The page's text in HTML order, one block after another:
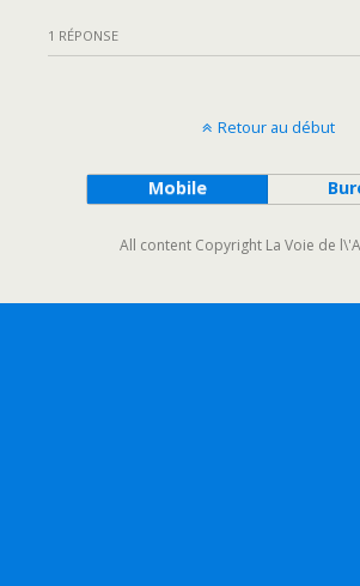
1 RÉPONSE
Retour au début
Mobile
All content Copyright La Voie de